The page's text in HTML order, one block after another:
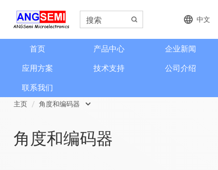
中文
首页 产品中心
企业新闻
应用方案
技术支持
公司介绍
联系我们
主页 角度和编码器
电流检测和电流传感器
角度和编码器